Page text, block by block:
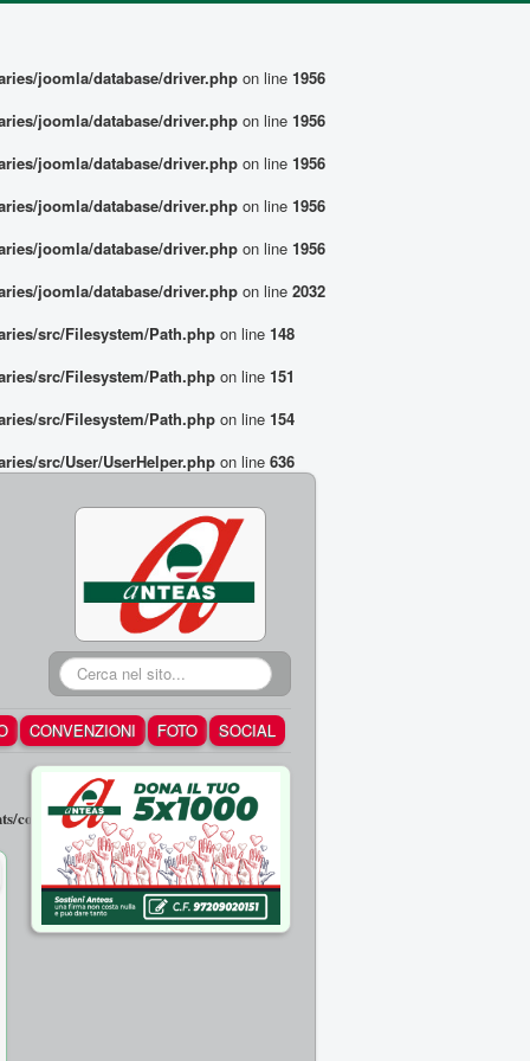
joomla/database/driver.php on line 1956
joomla/database/driver.php on line 1956
joomla/database/driver.php on line 1956
joomla/database/driver.php on line 1956
joomla/database/driver.php on line 1956
joomla/database/driver.php on line 2032
src/Filesystem/Path.php on line 148
src/Filesystem/Path.php on line 151
src/Filesystem/Path.php on line 154
src/User/UserHelper.php on line 636
Cerca...
CONVENZIONI FOTO SOCIAL
com_fields/helpers/fields.php